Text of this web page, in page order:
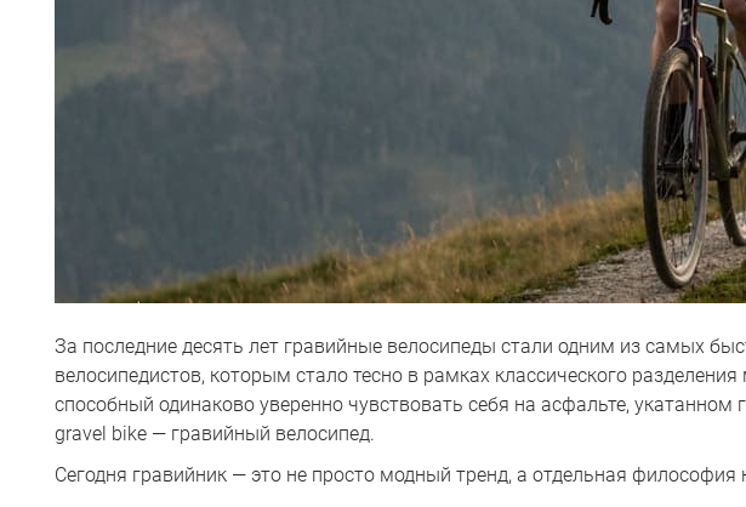
За последние десять лет гравийные велосипеды стали одним из самых
велосипедистов, которым стало тесно в рамках классического
способный одинаково уверенно чувствовать себя на асфальте,
gravel bike — гравийный велосипед.
Сегодня гравийник — это не просто модный тренд, а отдельная